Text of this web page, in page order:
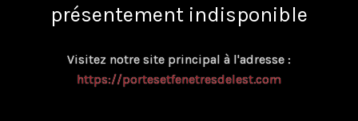
présentement indisponible
Visitez notre site principal à l'adresse :
https://portesetfenetresdelest.com